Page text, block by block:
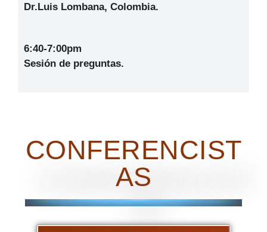
Dr.Luis Lombana, Colombia.
6:40-7:00pm
Sesión de preguntas.
CONFERENCIST
AS